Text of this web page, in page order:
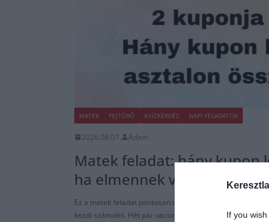
If you
MATEK FEJTÖRŐ KVÍZKÉRDÉS NAPI FELADATOK
2026.08.07. Adam
Matek feladat: hány kupon
ha elmennek vacsorázni?
Ez a matek feladat pontosan olyan, amilyennek látszik,
kezdi számolni. Hét pár vacsorázni